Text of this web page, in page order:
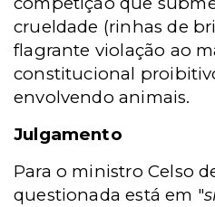
crueldade (rinhas de
flagrante violação ao
constitucional
envolvendo animais.
Julgamento
Para o ministro Celso
questionada está em "